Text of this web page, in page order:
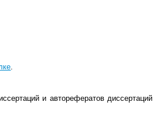
.
и авторефератов диссертаций